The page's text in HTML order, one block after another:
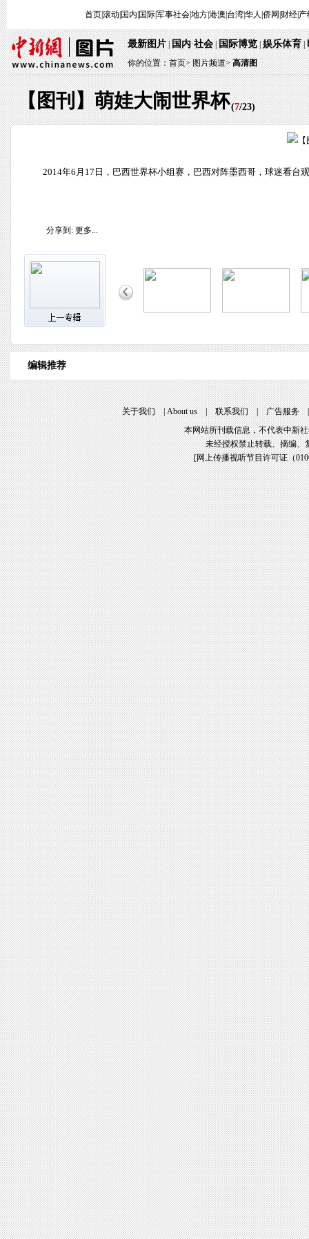
首页|滚动 国内 国际|军事社会|地方|港澳 台湾|华人 侨网 财经| 产
最新图片|国内·社会|国际博览|娱乐体育|
你的位置：首页>图片频道> 高清图
【图刊】萌娃大闹世界杯(7/23)
2014年6月17日，巴西世界杯小组赛，巴西对阵墨西哥，球迷看台
分享到: 更多...
编辑推荐
关于我们|About us|联系我们|广告服务
本网站所刊载信息，不代表中新
未经授权禁止转载、摘编、
[网上传播视听节目许可证（